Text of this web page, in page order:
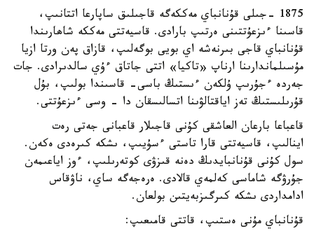
1875 -جىلى قۇنانباي مەككەگە قاجىلىق ساپارعا اتتانىپ،
قاسىنا ءىزعۇتتىنى ەرتىپ بارادى. قاسيەتتى مەككە شاھارىندا
قۇنانباي قاجى بىرنەشە اي بويى بوگەلىپ، قازاق پەن ورتا ازيا
مۇسىلماندارىنا ارناپ «تاكيا» اتتى جاتاق ءۇي سالدىرادى. جات
جەردە ءجۇرىپ ۇلكەن ءىستىڭ باسى- قاسىندا بولىپ، بۇل
قۇرىلىستىڭ تەز اياقتالۋىنا اتسالىسقان دا - وسى ءىزعۇتتى.
قاعباعا بارعان العاشقى كۇنى قاجىلار قاعبانى جەتى رەت
اينالىپ، قاسيەتتى قارا تاستى ءسۇيىپ، ىشكە كىرەدى ەكەن.
سول كۇنى قۇنانبايدىڭ دەنە قىزۋى كوتەرىلىپ، ءوز اياعىمەن
جۇرۋگە شاماسى كەلمەي قالادى. ەرەجەگە ساي، ناۋقاس
ادامداردى ىشكە كىرگىزبەيتىن بولعان.
قۇنانباي مۇنى ەستىپ، قاتتى قامىعىپ: